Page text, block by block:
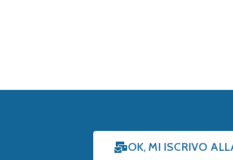
OK, MI ISCRIVO